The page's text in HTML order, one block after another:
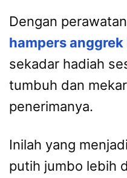
Dengan
hampers anggrek
sekadar hadiah
tumbuh dan
penerimanya.
Inilah yang
putih jumbo lebih